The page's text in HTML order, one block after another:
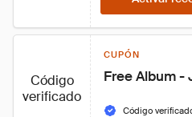
Código
verificado
CUPÓN
Free Album -
Código